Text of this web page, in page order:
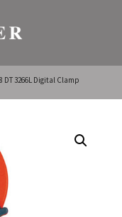
DT 3266L Digital Clamp